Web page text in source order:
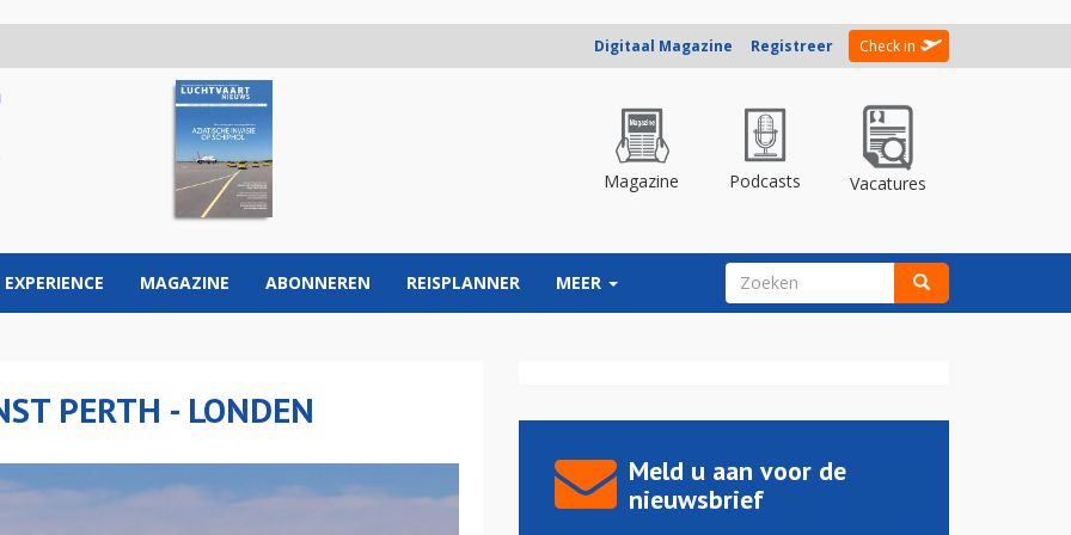
Digitaal Magazine Registreer Check in
Magazine Podcasts Vacatures
EXPERIENCE MAGAZINE ABONNEREN REISPLANNER MEER ZOEKVELD
PERTH - LONDEN
Meld u aan voor de
nieuwsbrief